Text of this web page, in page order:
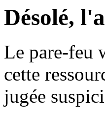
Désolé,
Le pare-feu
cette
jugée